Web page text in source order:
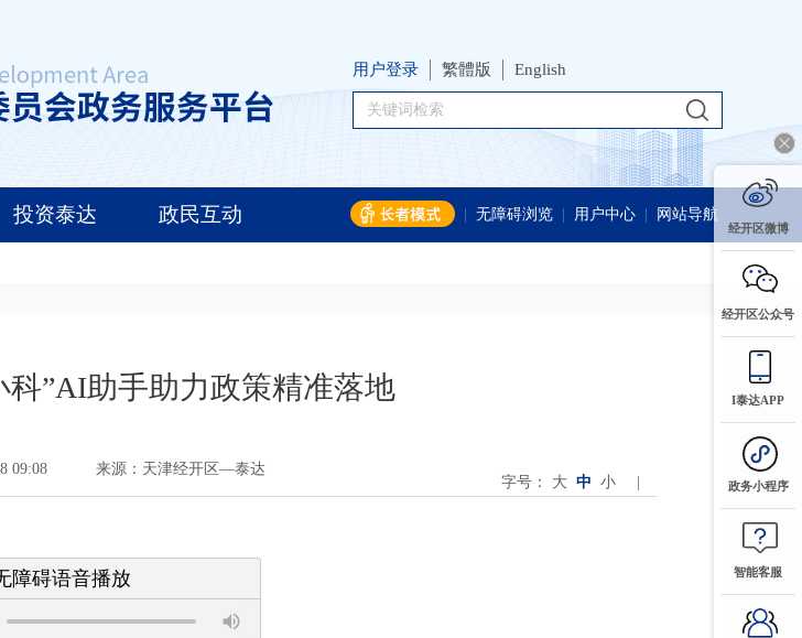
用户登录 繁體版 English
投资泰达 政民互动 无障碍浏览 用户中心 网站导航
科”AI助手助力政策精准落地
09:08
来源：天津经开区—泰达
字号： 大 中 小
障碍语音播放
经开区微博
经开区公众号
I泰达APP
政务小程序
智能客服